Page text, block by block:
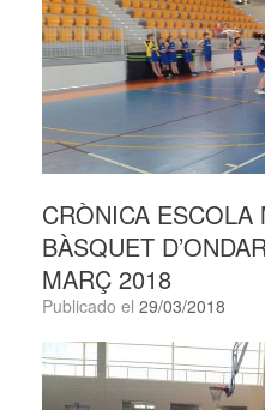
CRÒNICA ESCOLA
BÀSQUET
MARÇ 2018
Publicado el 29/03/2018